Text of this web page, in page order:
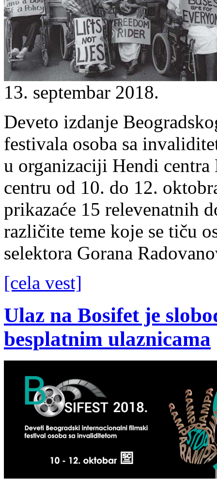
13. septembar 2018.
Deveto izdanje
festivala osoba sa
u organizaciji Hendi centra
centru od 10. do 12.
prikazaće 15 relevenatnih
različite teme koje se tiču
selektora Gorana
[cela vest]
Ulaz na Bosifet je
besplatnim ulaznicama